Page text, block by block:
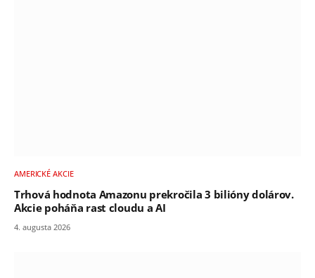
AMERICKÉ AKCIE
Trhová hodnota Amazonu prekročila 3 bilióny dolárov.
Akcie poháňa rast cloudu a AI
4. augusta 2026